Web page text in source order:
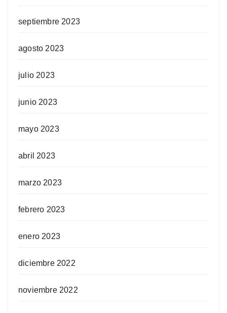
septiembre 2023
agosto 2023
julio 2023
junio 2023
mayo 2023
abril 2023
marzo 2023
febrero 2023
enero 2023
diciembre 2022
noviembre 2022